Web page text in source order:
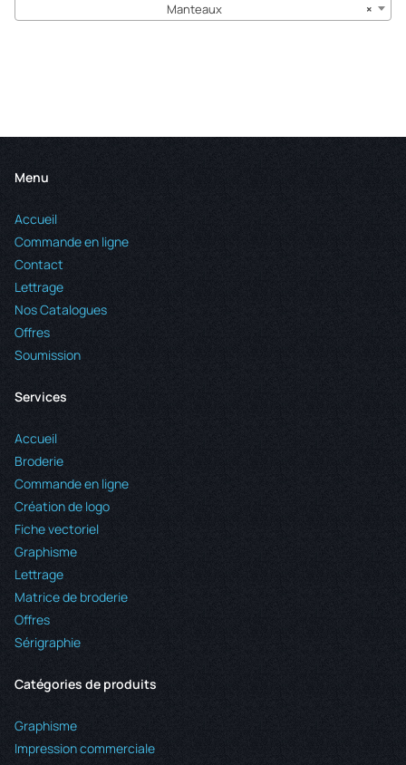
×
Manteaux
Menu
Accueil
Commande en ligne
Contact
Lettrage
Nos Catalogues
Offres
Soumission
Services
Accueil
Broderie
Commande en ligne
Création de logo
Fiche vectoriel
Graphisme
Lettrage
Matrice de broderie
Offres
Sérigraphie
Catégories de produits
Graphisme
Impression commerciale